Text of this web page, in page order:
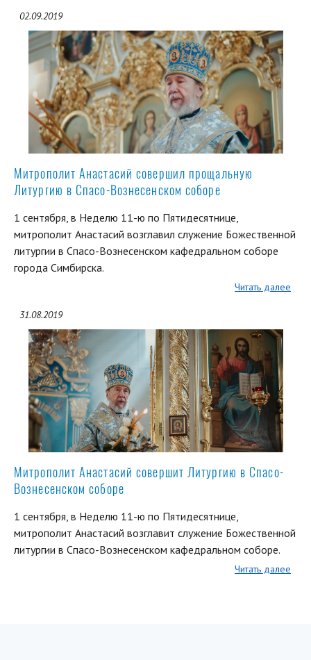
02.09.2019
Митрополит Анастасий совершил прощальную
Литургию в Спасо-Вознесенском соборе
1 сентября, в Неделю 11-ю по Пятидесятнице,
митрополит Анастасий возглавил служение Божественной
литургии в Спасо-Вознесенском кафедральном соборе
города Симбирска.
Читать далее
31.08.2019
Митрополит Анастасий совершит Литургию в Спасо-
Вознесенском соборе
1 сентября, в Неделю 11-ю по Пятидесятнице,
митрополит Анастасий возглавит служение Божественной
литургии в Спасо-Вознесенском кафедральном соборе.
Читать далее